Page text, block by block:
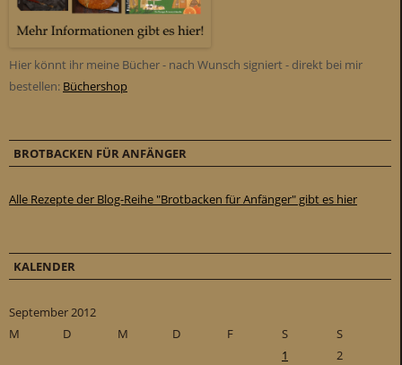
Hier könnt ihr meine Bücher - nach Wunsch signiert - direkt bei mir
bestellen: Büchershop
BROTBACKEN FÜR ANFÄNGER
Alle Rezepte der Blog-Reihe "Brotbacken für Anfänger" gibt es hier
KALENDER
September 2012
M
D M D F S
S
1
2